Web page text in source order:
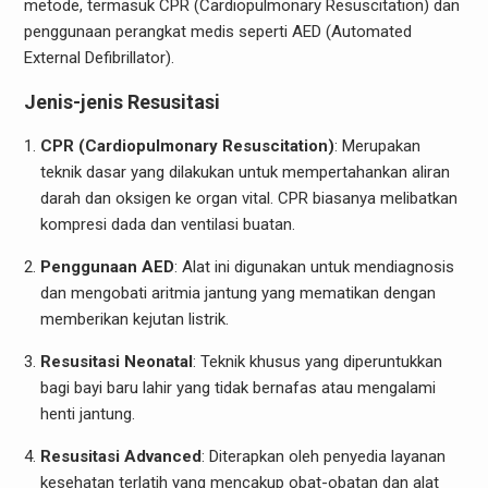
metode, termasuk CPR (Cardiopulmonary Resuscitation) dan
penggunaan perangkat medis seperti AED (Automated
External Defibrillator).
Jenis-jenis Resusitasi
CPR (Cardiopulmonary Resuscitation): Merupakan
teknik dasar yang dilakukan untuk mempertahankan aliran
darah dan oksigen ke organ vital. CPR biasanya melibatkan
kompresi dada dan ventilasi buatan.
Penggunaan AED: Alat ini digunakan untuk mendiagnosis
dan mengobati aritmia jantung yang mematikan dengan
memberikan kejutan listrik.
Resusitasi Neonatal: Teknik khusus yang diperuntukkan
bagi bayi baru lahir yang tidak bernafas atau mengalami
henti jantung.
Resusitasi Advanced: Diterapkan oleh penyedia layanan
kesehatan terlatih yang mencakup obat-obatan dan alat